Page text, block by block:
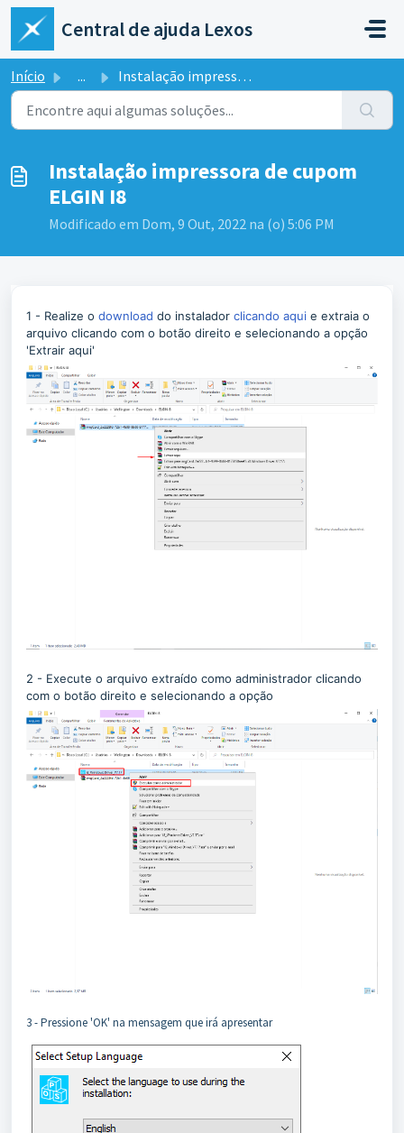
Ir para o conteúdo principal
Central de ajuda Lexos
Início ... Instalação impressora de cupom ELGIN I8
Instalação impressora de cupom
ELGIN I8
Modificado em Dom, 9 Out, 2022 na (o) 5:06 PM
1 - Realize o download do instalador clicando aqui e extraia o
arquivo clicando com o botão direito e selecionando a opção
'Extrair aqui'
2 - Execute o arquivo extraído como administrador clicando
com o botão direito e selecionando a opção
3 - Pressione 'OK' na mensagem que irá apresentar